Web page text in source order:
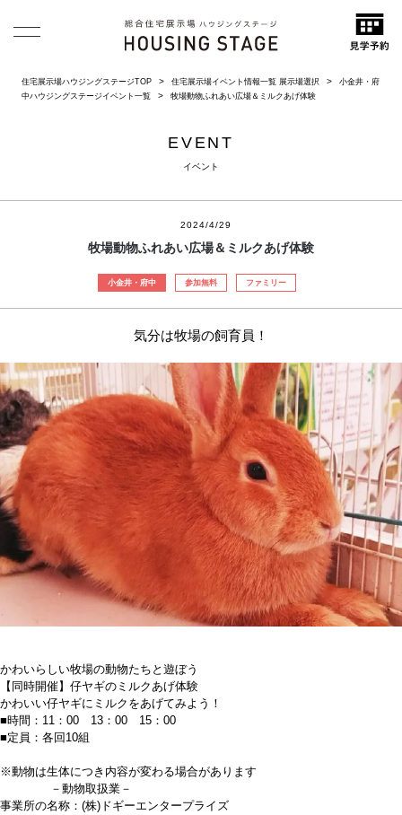
住宅展示場ハウジングステージTOP 住宅展示場イベント情報一覧 展示場選択
小金井・府
中ハウジングステージイベント一覧
牧場動物ふれあい広場＆ミルクあげ体験
EVENT
イベント
2024/4/29
牧場動物ふれあい広場＆ミルクあげ体験
小金井・府中 参加無料 ファミリー
気分は牧場の飼育員！
かわいらしい牧場の動物たちと遊ぼう
【同時開催】仔ヤギのミルクあげ体験
かわいい仔ヤギにミルクをあげてみよう！
■時間：11：00 13：00 15：00
■定員：各回10組
※動物は生体につき内容が変わる場合があります
－動物取扱業－
事業所の名称：(株)ドギーエンタープライズ